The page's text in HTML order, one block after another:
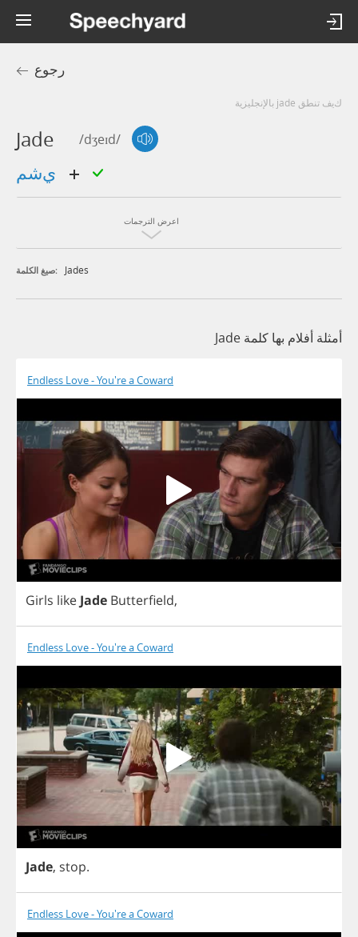
رجوع
كيف تنطق jade بالإنجليزية
Jade /dʒeɪd/
اعرض الترجمات
صيغ الكلمة: Jades
أمثلة أفلام بها كلمة Jade
Endless Love - You're a Coward
Girls like Jade Butterfield,
Endless Love - You're a Coward
Jade, stop.
Endless Love - You're a Coward